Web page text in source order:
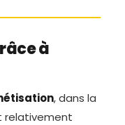
à
, dans la
relativement